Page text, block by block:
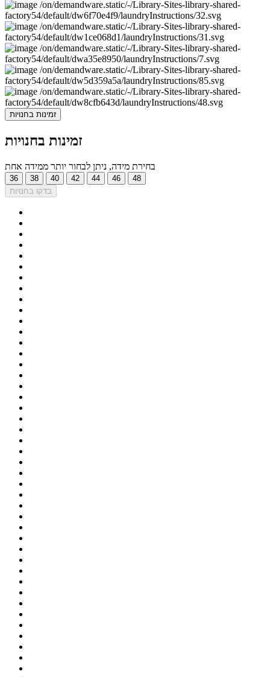
זמינות בחנויות
זמינות בחנויות
בחירת מידה, ניתן לבחור יותר ממידה אחת
36 38 40 42 44 46
48
בדקו בחנויות